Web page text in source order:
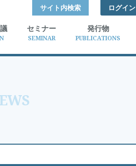
サイト内検索 ログイン
セミナー
SEMINAR
発行物
PUBLICATIONS